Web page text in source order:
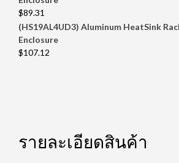
$89.31
(HS19AL4UD3) Aluminum HeatSink
Enclosure
$107.12
รายละเอียดสินค้า